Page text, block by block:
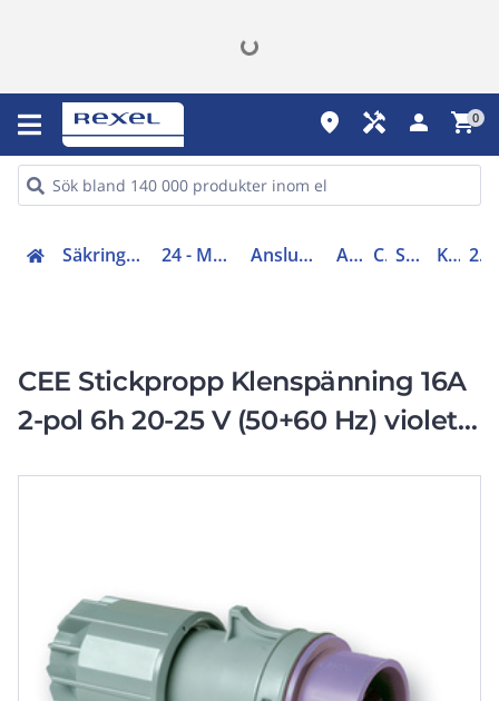
place handyman person shopping_cart0
Säkringar, centraler, skåp, elfördelning (20-29) 24 - Motorvärmare, tillfällig el och perilex Anslutningsdon/skarvsladdar/elstolpar Anslutningsdon CEE-don Stickproppar, CEE Klenspänning 2425680
CEE Stickpropp Klenspänning 16A
2-pol 6h 20-25 V (50+60 Hz) violett